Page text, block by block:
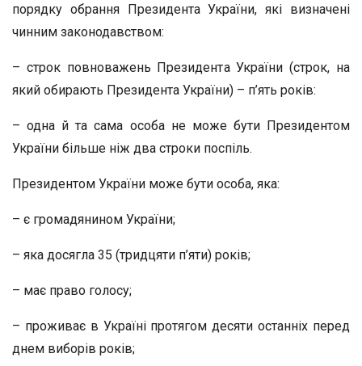
порядку обрання Президента України, які визначені
чинним законодавством:
– строк повноважень Президента України (строк, на
який обирають Президента України) – п’ять років:
– одна й та сама особа не може бути Президентом
України більше ніж два строки поспіль.
Президентом України може бути особа, яка:
– є громадянином України;
– яка досягла 35 (тридцяти п’яти) років;
– має право голосу;
– проживає в Україні протягом десяти останніх перед
днем виборів років;